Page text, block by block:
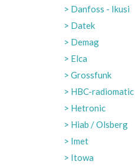
Danfoss - Ikusi
Datek
Demag
Elca
Grossfunk
HBC-radiomatic
Hetronic
Hiab / Olsberg
Imet
Itowa